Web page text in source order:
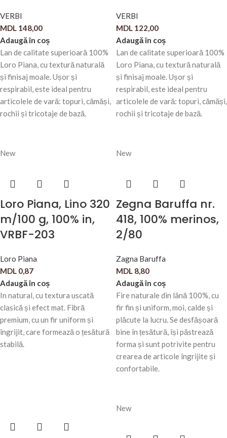
VERBI
MDL 148,00
Adaugă în coș
Lan de calitate superioară 100%
Loro Piana, cu textură naturală
și finisaj moale. Ușor și
respirabil, este ideal pentru
articolele de vară: topuri, cămăși,
rochii și tricotaje de bază.
VERBI
MDL 122,00
Adaugă în coș
Lan de calitate superioară 100%
Loro Piana, cu textură naturală
și finisaj moale. Ușor și
respirabil, este ideal pentru
articolele de vară: topuri, cămăși,
rochii și tricotaje de bază.
New
Loro Piana, Lino 320
m/100 g, 100% in,
VRBF-203
Loro Piana
MDL 0,87
Adaugă în coș
In natural, cu textura uscată
clasică și efect mat. Fibră
premium, cu un fir uniform și
îngrijit, care formează o țesătură
stabilă.
New
Zegna Baruffa nr.
418, 100% merinos,
2/80
Zagna Baruffa
MDL 8,80
Adaugă în coș
Fire naturale din lână 100%, cu
fir fin și uniform, moi, calde și
plăcute la lucru. Se desfășoară
bine în țesătură, își păstrează
forma și sunt potrivite pentru
crearea de articole îngrijite și
confortabile.
New